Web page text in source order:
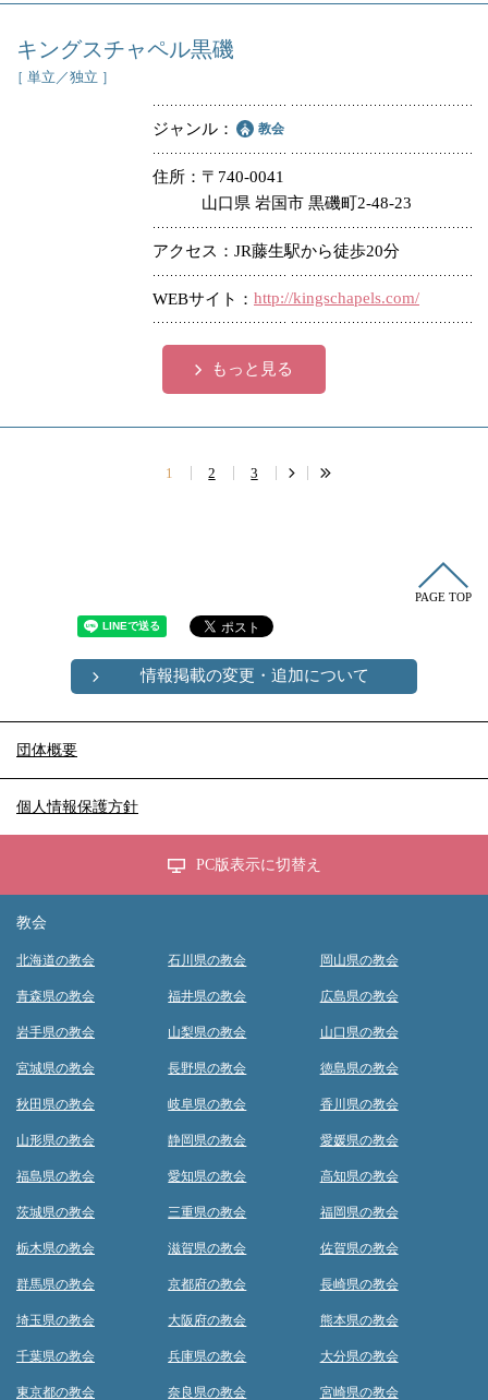
キングスチャペル黒磯
［ 単立／独立 ］
ジャンル 教会
住所
〒740-0041
山口県 岩国市 黒磯町2-48-23
アクセス JR藤生駅から徒歩20分
WEBサイト http://kingschapels.com/
もっと見る
1 2 3
PAGE TOP
情報掲載の変更・追加について
団体概要
個人情報保護方針
PC版表示に切替え
教会
北海道の教会
青森県の教会
岩手県の教会
宮城県の教会
秋田県の教会
山形県の教会
福島県の教会
茨城県の教会
栃木県の教会
群馬県の教会
埼玉県の教会
千葉県の教会
東京都の教会
石川県の教会
福井県の教会
山梨県の教会
長野県の教会
岐阜県の教会
静岡県の教会
愛知県の教会
三重県の教会
滋賀県の教会
京都府の教会
大阪府の教会
兵庫県の教会
奈良県の教会
岡山県の教会
広島県の教会
山口県の教会
徳島県の教会
香川県の教会
愛媛県の教会
高知県の教会
福岡県の教会
佐賀県の教会
長崎県の教会
熊本県の教会
大分県の教会
宮崎県の教会